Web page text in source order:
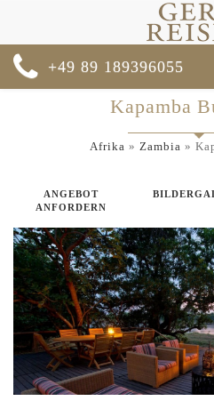
+49 89 189396055
Kapamba
Afrika » Zambia »
ANGEBOT
ANFORDERN